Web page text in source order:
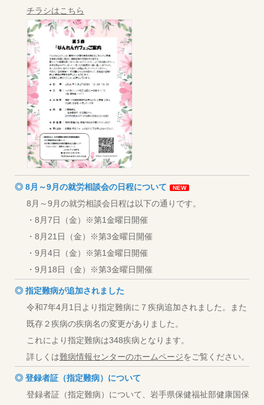
チラシはこちら
◎ 8月～9月の就労相談会の日程について NEW
8月～9月の就労相談会日程は以下の通りです。
・8月7日（金）※第1金曜日開催
・8月21日（金）※第3金曜日開催
・9月4日（金）※第1金曜日開催
・9月18日（金）※第3金曜日開催
◎ 指定難病が追加されました
令和7年4月1日より指定難病に７疾病追加されました。また
既存２疾病の疾病名の変更がありました。
これにより指定難病は348疾病となります。
詳しくは難病情報センターのホームページをご覧ください。
◎ 登録者証（指定難病）について
登録者証（指定難病）について、岩手県保健福祉部健康国保